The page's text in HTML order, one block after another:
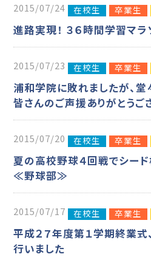
2015/07/24 在校生 卒業生
進路実現！ ３６時間学習マ
2015/07/23 在校生 卒業生
浦和学院に敗れましたが、堂
皆さんのご声援ありがとう
2015/07/20 在校生 卒業生
夏の高校野球４回戦でシー
≪野球部≫
2015/07/17 在校生 卒業生
平成２７年度第１学期終業式
行いました